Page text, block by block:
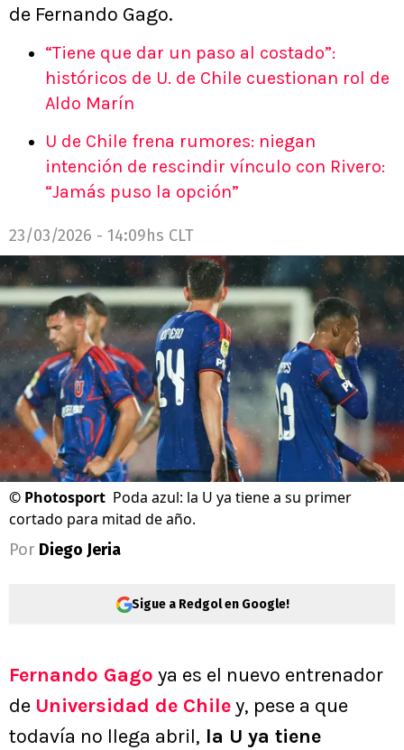
de Fernando Gago.
“Tiene que dar un paso al costado”:
históricos de U. de Chile cuestionan rol de
Aldo Marín
U de Chile frena rumores: niegan
intención de rescindir vínculo con Rivero:
“Jamás puso la opción”
23/03/2026 - 14:09hs CLT
© Photosport Poda azul: la U ya tiene a su primer
cortado para mitad de año.
Por Diego Jeria
Sigue a Redgol en Google!
Fernando Gago ya es el nuevo entrenador
de Universidad de Chiley, pese a que
todavía no llega abril, la U ya tiene